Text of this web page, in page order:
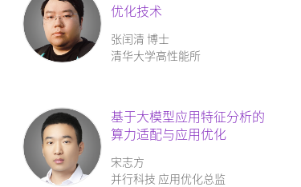
优化技术
张闰清 博士
清华大学高性能所
基于大模型应用特征分析的
算力适配与应用优化
宋志方
并行科技 应用优化总监